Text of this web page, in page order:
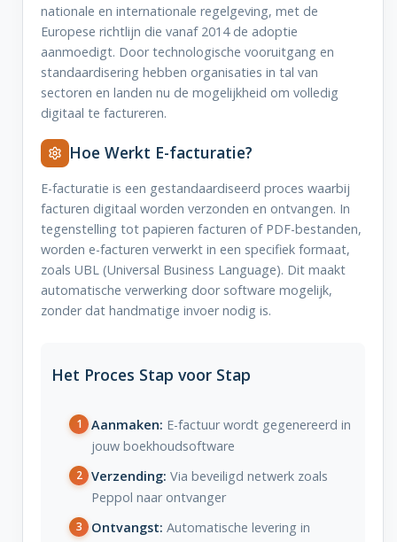
nationale en internationale regelgeving, met de
Europese richtlijn die vanaf 2014 de adoptie
aanmoedigt. Door technologische vooruitgang en
standaardisering hebben organisaties in tal van
sectoren en landen nu de mogelijkheid om volledig
digitaal te factureren.
Hoe Werkt E-facturatie?
E-facturatie is een gestandaardiseerd proces waarbij
facturen digitaal worden verzonden en ontvangen. In
tegenstelling tot papieren facturen of PDF-bestanden,
worden e-facturen verwerkt in een specifiek formaat,
zoals UBL (Universal Business Language). Dit maakt
automatische verwerking door software mogelijk,
zonder dat handmatige invoer nodig is.
Het Proces Stap voor Stap
Aanmaken: E-factuur wordt gegenereerd in
jouw boekhoudsoftware
Verzending: Via beveiligd netwerk zoals
Peppol naar ontvanger
Ontvangst: Automatische levering in